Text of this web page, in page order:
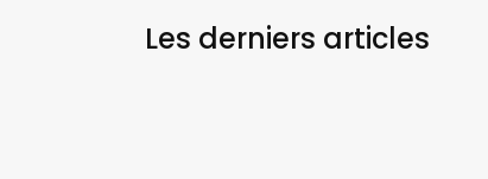
Les derniers articles